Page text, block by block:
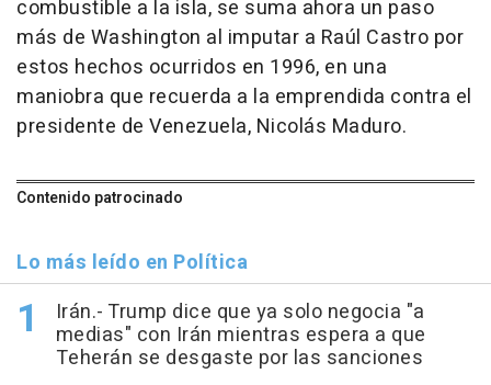
combustible a la isla, se suma ahora un paso
más de Washington al imputar a Raúl Castro por
estos hechos ocurridos en 1996, en una
maniobra que recuerda a la emprendida contra el
presidente de Venezuela, Nicolás Maduro.
Contenido patrocinado
Lo más leído en Política
Irán.- Trump dice que ya solo negocia "a
medias" con Irán mientras espera a que
Teherán se desgaste por las sanciones